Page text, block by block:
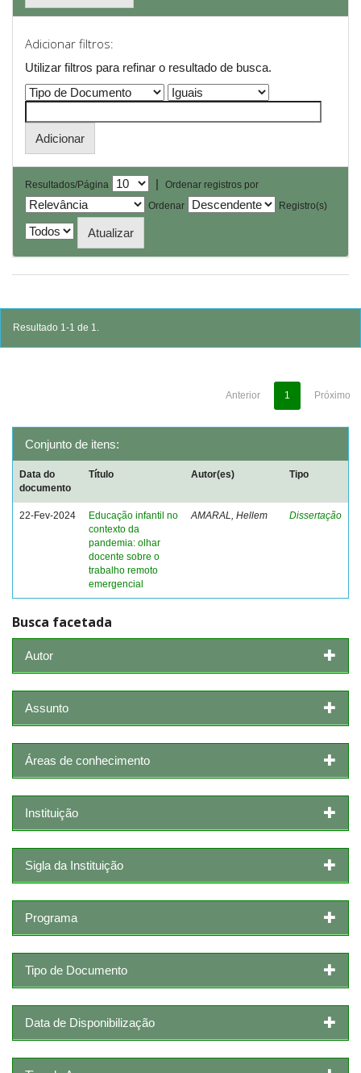
Adicionar filtros:
Utilizar filtros para refinar o resultado de busca.
Resultados/Página |
Ordenar registros por
Ordenar
Registro(s)
Resultado 1-1 de 1.
Anterior 1 Próximo
Conjunto de itens:
Data do
documento
Título Autor(es) Tipo
22-Fev-2024
Educação infantil no
contexto da
pandemia: olhar
docente sobre o
trabalho remoto
emergencial
AMARAL, Hellem Dissertação
Busca facetada
Autor
Assunto
Áreas de conhecimento
Instituição
Sigla da Instituição
Programa
Tipo de Documento
Data de Disponibilização